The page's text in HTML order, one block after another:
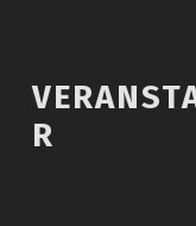
R